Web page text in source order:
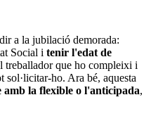
a la jubilació demorada:
Social i tenir l'edat de
treballador que ho compleixi i
ho. Ara bé, aquesta
amb la flexible o l'anticipada,